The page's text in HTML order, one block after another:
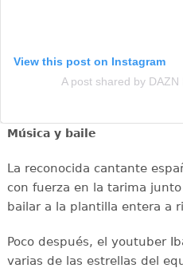
View this post on Instagram
A post shared by
Música y baile
La reconocida cantante
con fuerza en la tarima
bailar a la plantilla entera a
Poco después, el youtuber
varias de las estrellas del